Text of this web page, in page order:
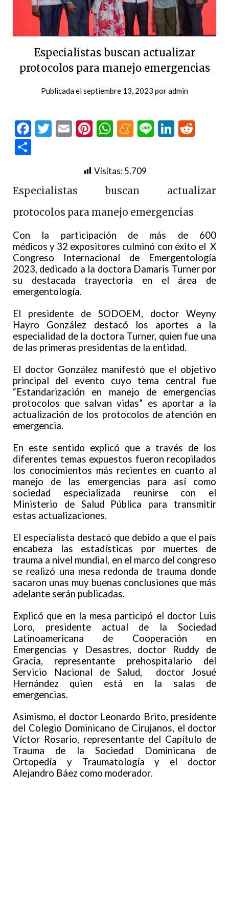
Especialistas buscan actualizar
protocolos para manejo emergencias
Publicada elseptiembre 13, 2023 poradmin
Facebook
Twitter
EmailPinterest
WhatsApp
Meneame
Line
Visitas:5.709
Especialistas buscan actualizar
protocolos para manejo emergencias
Con la participación de más de 600
médicos y 32 expositores culminó con éxito el X
Congreso Internacional de Emergentología
2023, dedicado a la doctora Damaris Turner por
su destacada trayectoria en el área de
emergentología.
El presidente de SODOEM, doctor Weyny
Hayro González destacó los aportes a la
especialidad de la doctora Turner, quien fue una
de las primeras presidentas de la entidad.
El doctor González manifestó que el objetivo
principal del evento cuyo tema central fue
“Estandarización en manejo de emergencias
protocolos que salvan vidas” es aportar a la
actualización de los protocolos de atención en
emergencia.
En este sentido explicó que a través de los
diferentes temas expuestos fueron recopilados
los conocimientos más recientes en cuanto al
manejo de las emergencias para así como
sociedad especializada reunirse con el
Ministerio de Salud Pública para transmitir
estas actualizaciones.
El especialista destacó que debido a que el país
encabeza las estadísticas por muertes de
trauma a nivel mundial, en el marco del congreso
se realizó una mesa redonda de trauma donde
sacaron unas muy buenas conclusiones que más
adelante serán publicadas.
Explicó que en la mesa participó el doctor Luis
Loro, presidente actual de la Sociedad
Latinoamericana de Cooperación en
Emergencias y Desastres, doctor Ruddy de
Gracia, representante prehospitalario del
Servicio Nacional de Salud, doctor Josué
Hernández quien está en la salas de
emergencias.
Asimismo, el doctor Leonardo Brito, presidente
del Colegio Dominicano de Cirujanos, el doctor
Víctor Rosario, representante del Capítulo de
Trauma de la Sociedad Dominicana de
Ortopedía y Traumatología y el doctor
Alejandro Báez como moderador.